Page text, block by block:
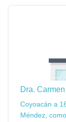
Dra.
Coyoacán a
Méndez,